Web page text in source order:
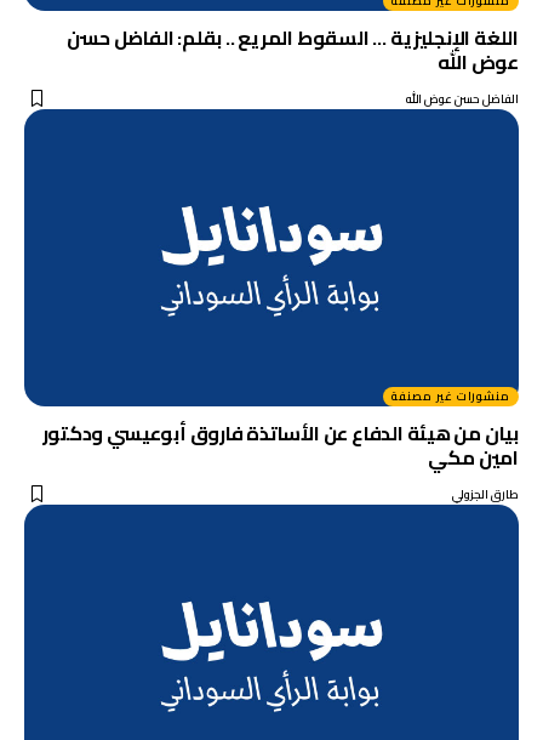
اللغة الإنجليزية … السقوط المريع .. بقلم: الفاضل حسن
عوض الله
الفاضل حسن عوض الله
منشورات غير مصنفة
بيان من هيئة الدفاع عن الأساتذة فاروق أبوعيسي ودكتور
امين مكي
طارق الجزولي